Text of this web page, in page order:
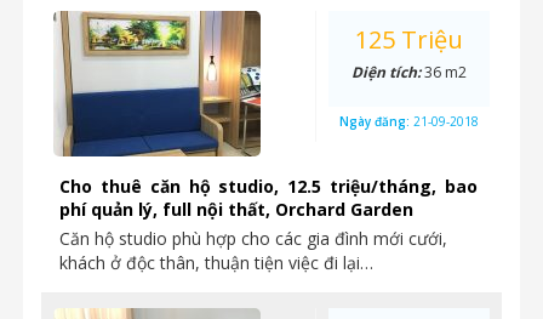
Cho thuê căn hộ studio, 12.5 triệu/tháng, bao
phí quản lý, full nội thất, Orchard Garden
Căn hộ studio phù hợp cho các gia đình mới cưới,
khách ở độc thân, thuận tiện việc đi lại…
125 Triệu
Diện tích:36 m2
Ngày đăng: 21-09-2018